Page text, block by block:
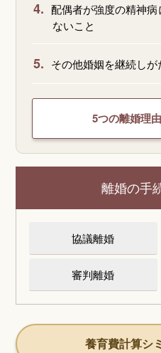
4. 配偶者が強度の精神
ないこと
5. その他婚姻を継続し
5つの離婚理由
離婚の手
協議離婚
審判離婚
養育費計算シ